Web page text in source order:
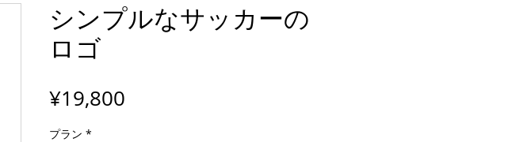
シンプルなサッカーの
ロゴ
¥19,800
プラン *